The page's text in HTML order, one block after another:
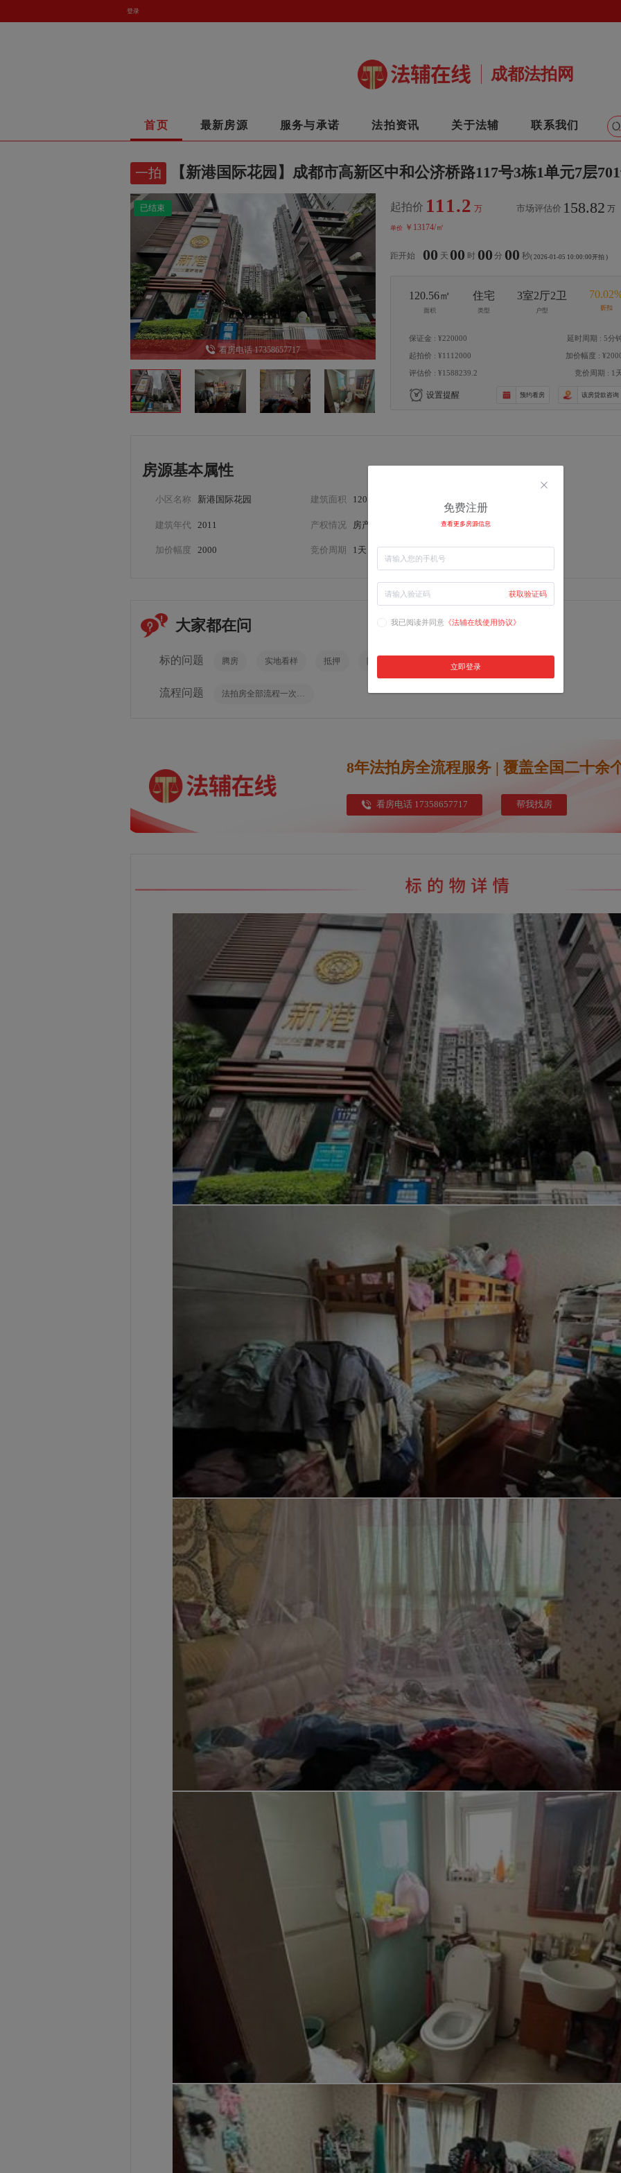
登录
成都法拍网
首页 最新房源 服务与承诺 法拍资讯 关于法辅 联系我们
一拍 【新港国际花园】成都市高新区中和公济桥路117号3栋1单元7层
看房电话 17358657717
已结束 起拍价 111.2 万 市场评估价 158.82 万
单价 ￥13174/㎡
距开始 00 天 00 时 00 分 00 秒( 2026-01-05 10:00:00开拍 )
120.56㎡
面积
住宅
类型
3室2厅2卫
户型 折扣
保证金 : ¥220000 延时周期 : 5分
起拍价 : ¥1112000 加价幅度 :
评估价 : ¥1588239.2 竞价周期 : 1
设置提醒 预约看房 该房贷款咨询
房源基本属性
小区名称 新港国际花园 建筑面积 120.56㎡
建筑年代 2011 产权情况 房产证 装修情况
加价幅度 2000 竞价周期 1天 延时周期 5分钟
大家都在问
标的问题 腾房 实地看样 抵押 限购 税费
流程问题 法拍房全部流程一次性讲透，如果你想科学捡漏法拍房，这篇文章你一定要耐心看完
8年法拍房全流程服务 | 覆盖全国二十余
看房电话 17358657717 帮我找房
免费注册
查看更多房源信息
获取验证码
我已阅读并同意 《法辅在线使用协议》
立即登录